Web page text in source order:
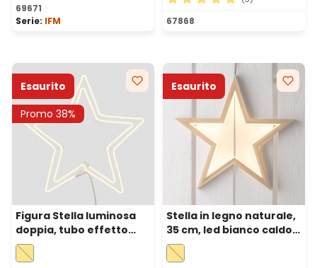
69671
Serie: IFM Valutazione media di 5 su
67868
Esaurito
Promo 38%
Figura Stella luminosa
doppia, tubo effetto
neon, Ø 60 cm, 480 led
bianco caldo
Esaurito
Stella in legno naturale,
35 cm, led bianco caldo,
uso interno